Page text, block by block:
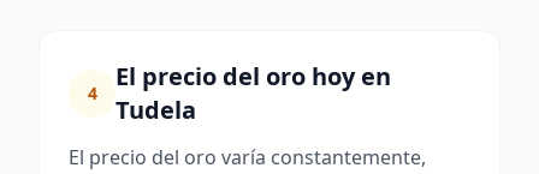
4
El precio del oro hoy en
Tudela
El precio del oro varía constantemente,